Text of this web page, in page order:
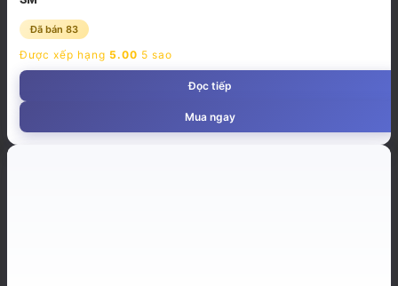
Đã bán 83
Được xếp hạng 5.00 5 sao
Đọc tiếp
Mua ngay